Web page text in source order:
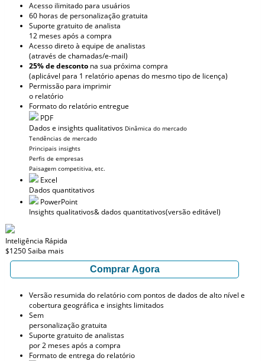
Acesso ilimitado para usuários
60 horas de personalização gratuita
Suporte gratuito de analista
12 meses após a compra
Acesso direto à equipe de analistas
(através de chamadas/e-mail)
25% de desconto na sua próxima compra
(aplicável para 1 relatório apenas do mesmo tipo de licença)
Permissão para imprimir
o relatório
Formato do relatório entregue
PDF
Dados e insights qualitativos Dinâmica do mercado
Tendências de mercado
Principais insights
Perfis de empresas
Paisagem competitiva, etc.
Excel
Dados quantitativos
PowerPoint
Insights qualitativos& dados quantitativos(versão editável)
Inteligência Rápida
$1250Saiba mais
Comprar Agora
Versão resumida do relatório com pontos de dados de alto nível e
cobertura geográfica e insights limitados
Sem
personalização gratuita
Suporte gratuito de analistas
por 2 meses após a compra
Formato de entrega do relatório